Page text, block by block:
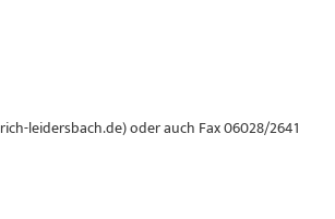
leidersbach.de) oder auch Fax 06028/2641